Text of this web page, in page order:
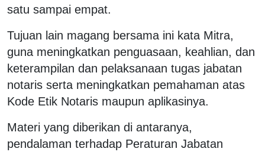
satu sampai empat.
Tujuan lain magang bersama ini kata Mitra,
guna meningkatkan penguasaan, keahlian, dan
keterampilan dan pelaksanaan tugas jabatan
notaris serta meningkatkan pemahaman atas
Kode Etik Notaris maupun aplikasinya.
Materi yang diberikan di antaranya,
pendalaman terhadap Peraturan Jabatan